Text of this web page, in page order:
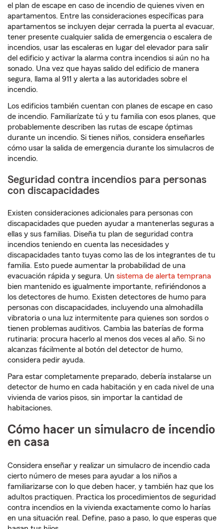
el plan de escape en caso de incendio de quienes viven en
apartamentos. Entre las consideraciones específicas para
apartamentos se incluyen dejar cerrada la puerta al evacuar,
tener presente cualquier salida de emergencia o escalera de
incendios, usar las escaleras en lugar del elevador para salir
del edificio y activar la alarma contra incendios si aún no ha
sonado. Una vez que hayas salido del edificio de manera
segura, llama al 911 y alerta a las autoridades sobre el
incendio.
Los edificios también cuentan con planes de escape en caso
de incendio. Familiarízate tú y tu familia con esos planes, que
probablemente describen las rutas de escape óptimas
durante un incendio. Si tienes niños, considera enseñarles
cómo usar la salida de emergencia durante los simulacros de
incendio.
Seguridad contra incendios para personas
con discapacidades
Existen consideraciones adicionales para personas con
discapacidades que pueden ayudar a mantenerlas seguras a
ellas y sus familias. Diseña tu plan de seguridad contra
incendios teniendo en cuenta las necesidades y
discapacidades tanto tuyas como las de los integrantes de tu
familia. Esto puede aumentar la probabilidad de una
evacuación rápida y segura. Un sistema de alerta temprana
bien mantenido es igualmente importante, refiriéndonos a
los detectores de humo. Existen detectores de humo para
personas con discapacidades, incluyendo una almohadilla
vibratoria o una luz intermitente para quienes son sordos o
tienen problemas auditivos. Cambia las baterías de forma
rutinaria: procura hacerlo al menos dos veces al año. Si no
alcanzas fácilmente al botón del detector de humo,
considera pedir ayuda.
Para estar completamente preparado, debería instalarse un
detector de humo en cada habitación y en cada nivel de una
vivienda de varios pisos, sin importar la cantidad de
habitaciones.
Cómo hacer un simulacro de incendio
en casa
Considera enseñar y realizar un simulacro de incendio cada
cierto número de meses para ayudar a los niños a
familiarizarse con lo que deben hacer, y también haz que los
adultos practiquen. Practica los procedimientos de seguridad
contra incendios en la vivienda exactamente como lo harías
en una situación real. Define, paso a paso, lo que esperas que